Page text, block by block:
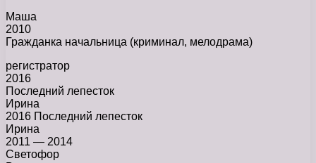
Маша
2010
Гражданка начальница (криминал, мелодрама)
регистратор
2016
Последний лепесток
Ирина
2016 Последний лепесток
Ирина
2011 — 2014
Светофор